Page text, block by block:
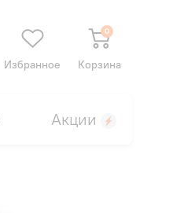
Избранное
0
Корзина
Акции